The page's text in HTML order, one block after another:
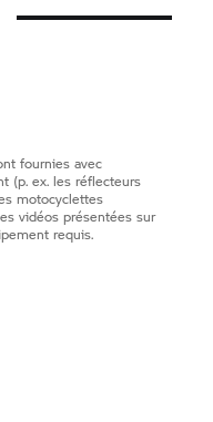
fournies avec
(p. ex. les réflecteurs
motocyclettes
vidéos présentées sur
requis.